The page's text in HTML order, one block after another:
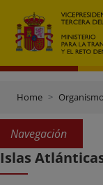
Home
Navegación
Islas